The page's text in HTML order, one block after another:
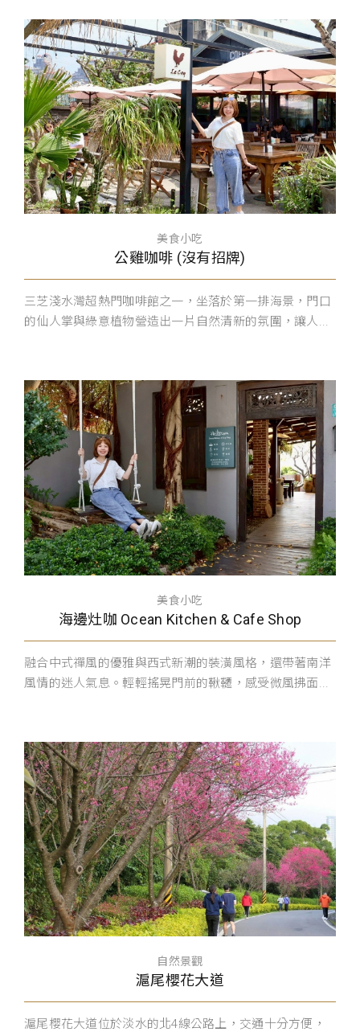
美食小吃
公雞咖啡 (沒有招牌)
三芝淺水灣超熱門咖啡館之一，坐落於第一排海景，門口
的仙人掌與綠意植物營造出一片自然清新的氛圍，讓人...
美食小吃
海邊灶咖 Ocean Kitchen & Cafe Shop
融合中式禪風的優雅與西式新潮的裝潢風格，還帶著南洋
風情的迷人氣息。輕輕搖晃門前的鞦韆，感受微風拂面...
自然景觀
滬尾櫻花大道
滬尾櫻花大道位於淡水的北4線公路上，交通十分方便，